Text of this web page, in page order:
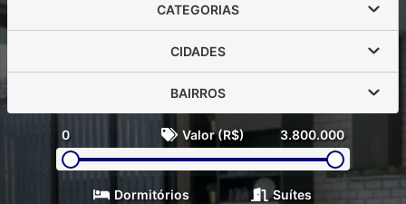
CATEGORIAS
CIDADES
BAIRROS
0 Valor (R$) 3.800.000
Dormitórios Suítes